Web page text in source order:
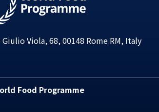
Giulio Viola, 68, 00148 Rome RM, Italy
Food Programme